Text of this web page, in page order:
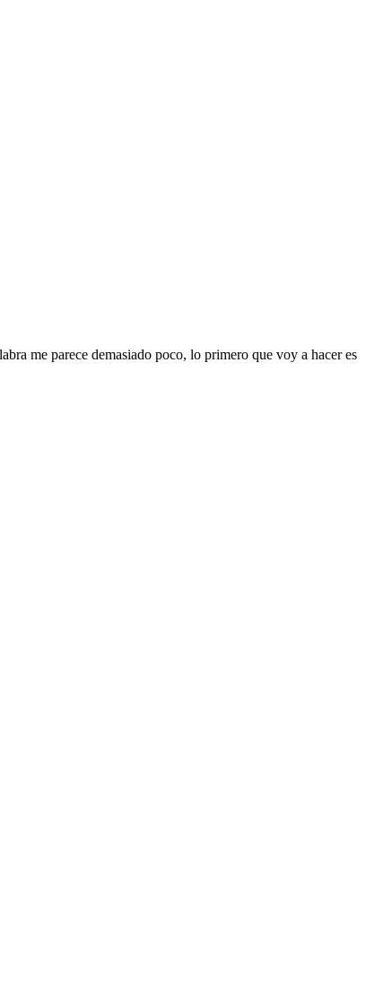
me parece demasiado poco, lo primero que voy a hacer es